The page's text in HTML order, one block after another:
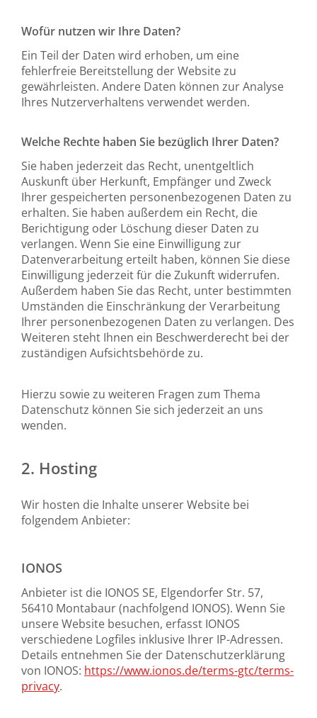
Wofür nutzen wir Ihre Daten?
Ein Teil der Daten wird erhoben, um eine
fehlerfreie Bereitstellung der Website zu
gewährleisten. Andere Daten können zur Analyse
Ihres Nutzerverhaltens verwendet werden.
Welche Rechte haben Sie bezüglich Ihrer Daten?
Sie haben jederzeit das Recht, unentgeltlich
Auskunft über Herkunft, Empfänger und Zweck
Ihrer gespeicherten personenbezogenen Daten zu
erhalten. Sie haben außerdem ein Recht, die
Berichtigung oder Löschung dieser Daten zu
verlangen. Wenn Sie eine Einwilligung zur
Datenverarbeitung erteilt haben, können Sie diese
Einwilligung jederzeit für die Zukunft widerrufen.
Außerdem haben Sie das Recht, unter bestimmten
Umständen die Einschränkung der Verarbeitung
Ihrer personenbezogenen Daten zu verlangen. Des
Weiteren steht Ihnen ein Beschwerderecht bei der
zuständigen Aufsichtsbehörde zu.
Hierzu sowie zu weiteren Fragen zum Thema
Datenschutz können Sie sich jederzeit an uns
wenden.
2. Hosting
Wir hosten die Inhalte unserer Website bei
folgendem Anbieter:
IONOS
Anbieter ist die IONOS SE, Elgendorfer Str. 57,
56410 Montabaur (nachfolgend IONOS). Wenn Sie
unsere Website besuchen, erfasst IONOS
verschiedene Logfiles inklusive Ihrer IP-Adressen.
Details entnehmen Sie der Datenschutzerklärung
von IONOS: https://www.ionos.de/terms-gtc/terms-
privacy.